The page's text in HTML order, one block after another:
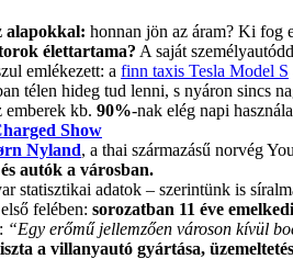
alapokkal: honnan jön az áram? Ki fog
élettartama? A saját
emlékezett: a finn taxis Tesla Model S
télen hideg tud lenni, s nyáron sincs
emberek kb. 90%-nak elég napi
Show
Nyland, a thai származásű norvég
autók a városban.
statisztikai adatok – szerintünk is
felében: sorozatban 11 éve
“Egy erőmű jellemzően városon kívül
a villanyautó gyártása,